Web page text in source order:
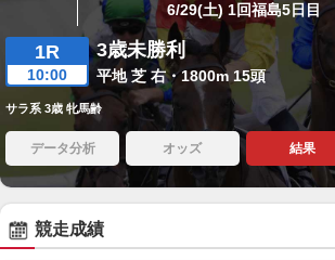
6/29(土) 1回福島5日目
1R
10:00
3歳未勝利
平地 芝 右・1800m 15頭
サラ系 3歳 牝馬齢
データ分析 オッズ 結果
競走成績